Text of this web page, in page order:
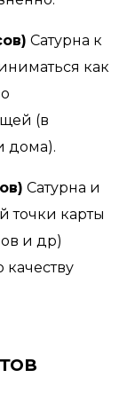
Сатурна к
как
(в
дома).
Сатурна и
точки карты
и др)
качеству